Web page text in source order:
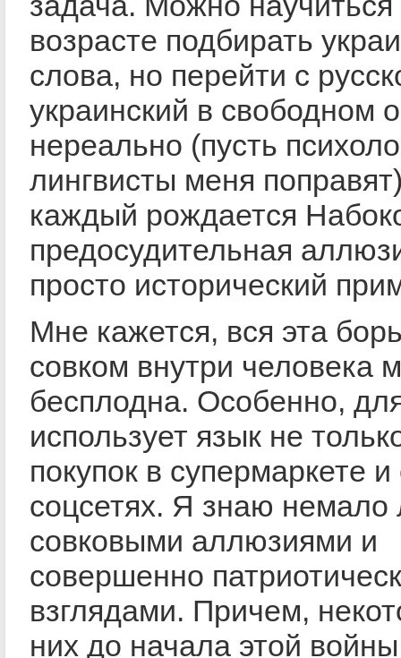
возрасте подбирать
слова, но перейти с
украинский в свободном
нереально (пусть
лингвисты меня
каждый рождается
предосудительная
просто исторический
Мне кажется, вся эта
совком внутри человека
бесплодна. Особенно,
использует язык не
покупок в супермаркете
соцсетях. Я знаю немало
совковыми аллюзиями и
совершенно
взглядами. Причем,
них до начала этой